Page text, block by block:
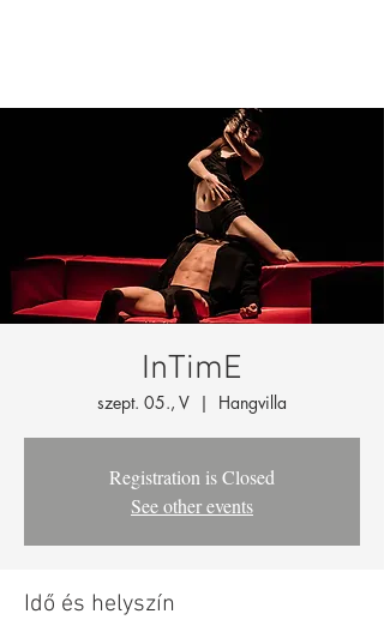
InTimE
szept. 05., V
  |
Hangvilla
Registration is Closed
See other events
Idő és helyszín